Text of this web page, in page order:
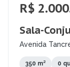
R$
Sala-
Avenida
350 m² 0